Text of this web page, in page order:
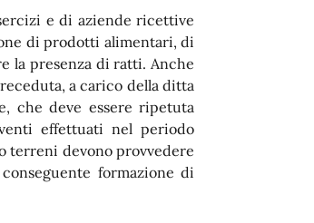
e di aziende ricettive
di prodotti alimentari, di
la presenza di ratti. Anche
a carico della ditta
che deve essere ripetuta
effettuati nel periodo
terreni devono provvedere
formazione di